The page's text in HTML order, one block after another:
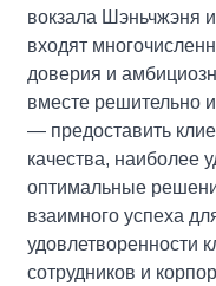
вокзала Шэньчжэня
входят
доверия и
вместе решительно
— предоставить
качества, наиболее
оптимальные
взаимного успеха
удовлетворенности
сотрудников и